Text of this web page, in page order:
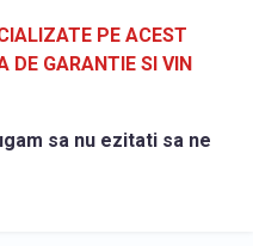
PE ACEST
DE GARANTIE SI VIN
sa nu ezitati sa ne